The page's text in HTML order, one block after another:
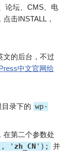
论坛、CMS、电
击INSTALL，
文的后台，不过
中文官网给
录下的 wp-
在第二个参数处
' zh_CN');
并